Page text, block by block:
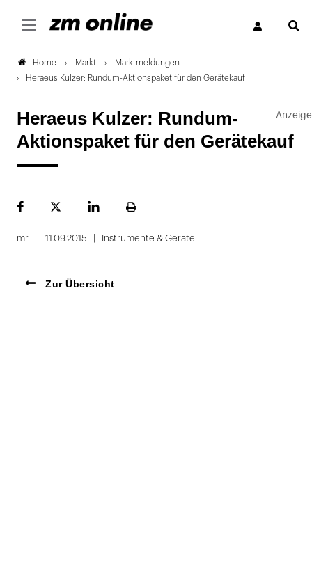
Home Markt
Marktmeldungen
Heraeus Kulzer: Rundum-Aktionspaket für den Gerätekauf
Heraeus Kulzer: Rundum-
Aktionspaket für den Gerätekauf
FacebookPlattformLinekdInSeite
mr 11.09.2015 Instrumente & Geräte
Zur Übersicht